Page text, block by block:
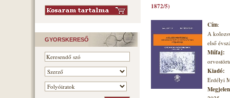
GYORSKERESŐ
1872/5)
Cím:
A
első
Műfaj:
Kiadó:
Erdélyi